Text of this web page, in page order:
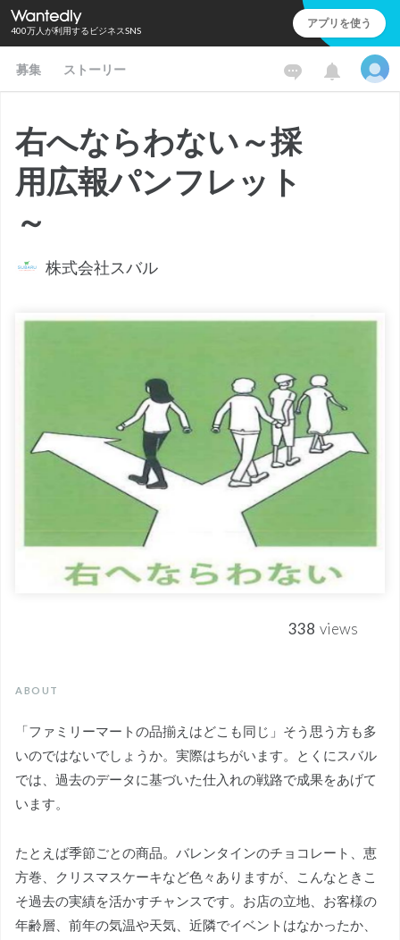
400万人が利用するビジネスSNS アプリを使う
募集 ストーリー
右へならわない～採
用広報パンフレット
～
株式会社スバル
338 views
ABOUT
「ファミリーマートの品揃えはどこも同じ」そう思う方も多
いのではないでしょうか。実際はちがいます。とくにスバル
では、過去のデータに基づいた仕入れの戦路で成果をあげて
います。
たとえば季節ごとの商品。バレンタインのチョコレート、恵
方巻、クリスマスケーキなど色々ありますが、こんなときこ
そ過去の実績を活かすチャンスです。お店の立地、お客様の
年齢層、前年の気温や天気、近隣でイベントはなかったか、